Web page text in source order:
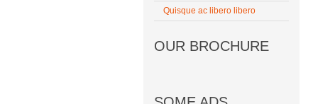
Quisque ac libero libero
OUR BROCHURE